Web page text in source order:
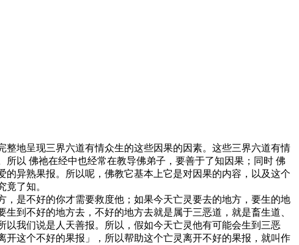
地呈现三界六道有情众生的这些因果的因素。这些三界六道有情
以 佛祂在经中也经常在教导佛弟子，要善于了知因果；同时 佛
异熟果报。所以呢，佛教它基本上它是对因果的内容，以及这个
了知。
是不好的你才需要救度他；如果今天亡灵要去的地方，要生的地
到不好的地方去，不好的地方去就是属于三恶道，就是畜生道、
我们说是人天善报。所以，假如今天亡灵他有可能会生到三恶
这个不好的果报」，所以帮助这个亡灵离开不好的果报，就叫作